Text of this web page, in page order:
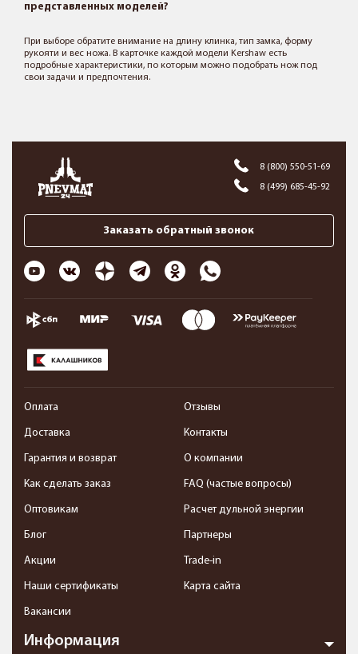
представленных моделей?
При выборе обратите внимание на длину клинка, тип замка, форму
рукояти и вес ножа. В карточке каждой модели Kershaw есть
подробные характеристики, по которым можно подобрать нож под
свои задачи и предпочтения.
8 (800) 550-51-69
8 (499) 685-45-92
Заказать обратный звонок
Информация
Оплата
Доставка
Гарантия и возврат
Как сделать заказ
Оптовикам
Блог
Акции
Наши сертификаты
Вакансии
Отзывы
Контакты
О компании
FAQ (частые вопросы)
Расчет дульной энергии
Партнеры
Trade-in
Карта сайта